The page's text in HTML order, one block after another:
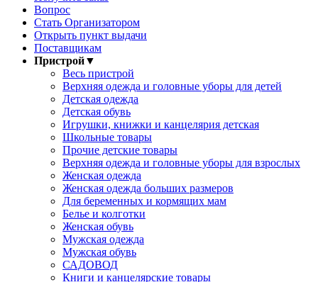
Вопрос
Стать Организатором
Открыть пункт выдачи
Поставщикам
Пристрой▼
Весь пристрой
Верхняя одежда и головные уборы для детей
Детская одежда
Детская обувь
Игрушки, книжки и канцелярия детская
Школьные товары
Прочие детские товары
Верхняя одежда и головные уборы для взрослых
Женская одежда
Женская одежда больших размеров
Для беременных и кормящих мам
Белье и колготки
Женская обувь
Мужская одежда
Мужская обувь
САДОВОД
Книги и канцелярские товары